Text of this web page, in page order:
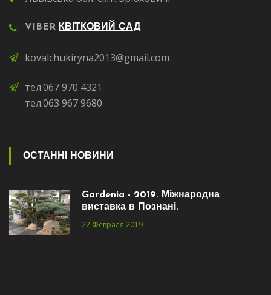
VIBER КВІТКОВИЙ САД
kovalchukiryna2013@gmail.com
тел.067 970 4321
тел.063 967 9680
ОСТАННІ НОВИНИ
Gardenia - 2019. Міжнародна
виставка в Познані.
22 Февраля 2019